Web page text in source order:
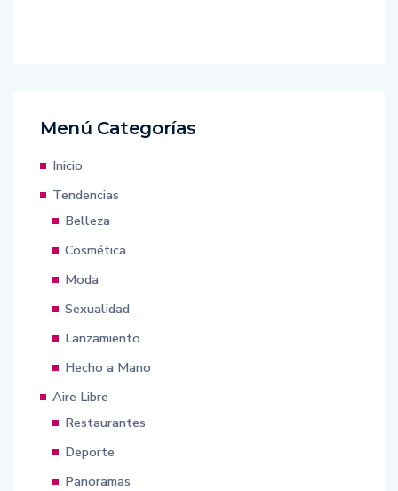
Menú Categorías
Inicio
Tendencias
Belleza
Cosmética
Moda
Sexualidad
Lanzamiento
Hecho a Mano
Aire Libre
Restaurantes
Deporte
Panoramas